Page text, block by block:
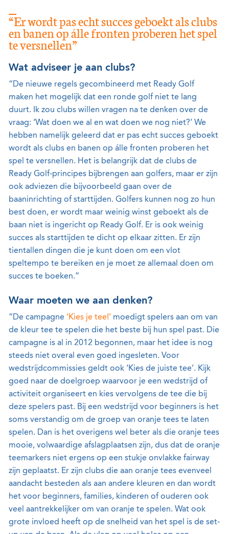
“Er wordt pas echt succes geboekt als clubs
en banen op álle fronten proberen het spel
te versnellen”
Wat adviseer je aan clubs?
“De nieuwe regels gecombineerd met Ready Golf
maken het mogelijk dat een ronde golf niet te lang
duurt. Ik zou clubs willen vragen na te denken over de
vraag: ‘Wat doen we al en wat doen we nog niet?’ We
hebben namelijk geleerd dat er pas echt succes geboekt
wordt als clubs en banen op álle fronten proberen het
spel te versnellen. Het is belangrijk dat de clubs de
Ready Golf-principes bijbrengen aan golfers, maar er zijn
ook adviezen die bijvoorbeeld gaan over de
baaninrichting of starttijden. Golfers kunnen nog zo hun
best doen, er wordt maar weinig winst geboekt als de
baan niet is ingericht op Ready Golf. Er is ook weinig
succes als starttijden te dicht op elkaar zitten. Er zijn
tientallen dingen die je kunt doen om een vlot
speltempo te bereiken en je moet ze allemaal doen om
succes te boeken.”
Waar moeten we aan denken?
“De campagne ‘Kies je tee!’ moedigt spelers aan om van
de kleur tee te spelen die het beste bij hun spel past. Die
campagne is al in 2012 begonnen, maar het idee is nog
steeds niet overal even goed ingesleten. Voor
wedstrijdcommissies geldt ook ‘Kies de juiste tee’. Kijk
goed naar de doelgroep waarvoor je een wedstrijd of
activiteit organiseert en kies vervolgens de tee die bij
deze spelers past. Bij een wedstrijd voor beginners is het
soms verstandig om de groep van oranje tees te laten
spelen. Dan is het overigens wel beter als die oranje tees
mooie, volwaardige afslagplaatsen zijn, dus dat de oranje
teemarkers niet ergens op een stukje onvlakke fairway
zijn geplaatst. Er zijn clubs die aan oranje tees evenveel
aandacht besteden als aan andere kleuren en dan wordt
het voor beginners, families, kinderen of ouderen ook
veel aantrekkelijker om van oranje te spelen. Wat ook
grote invloed heeft op de snelheid van het spel is de set-